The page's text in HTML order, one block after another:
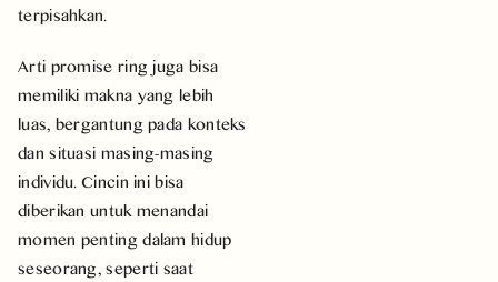
terpisahkan.
Arti promise ring juga bisa
memiliki makna yang lebih
luas, bergantung pada konteks
dan situasi masing-masing
individu. Cincin ini bisa
diberikan untuk menandai
momen penting dalam hidup
seseorang, seperti saat